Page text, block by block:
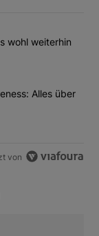
von
wohl weiterhin
Situational
Alles über
von